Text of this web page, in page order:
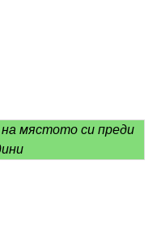
мястото си преди